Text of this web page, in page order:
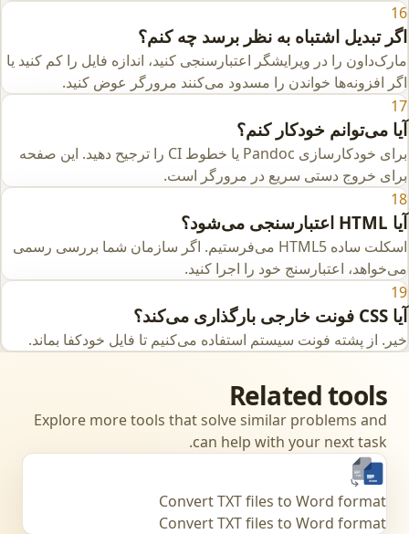
16
اگر تبدیل اشتباه به نظر برسد چه کنم؟
مارک‌داون را در ویرایشگر اعتبارسنجی کنید، اندازه فایل را کم کنید یا
اگر افزونه‌ها خواندن را مسدود می‌کنند مرورگر عوض کنید.
17
آیا می‌توانم خودکار کنم؟
برای خودکارسازی Pandoc یا خطوط CI را ترجیح دهید. این صفحه
برای خروج دستی سریع در مرورگر است.
18
آیا HTML اعتبارسنجی می‌شود؟
اسکلت ساده HTML5 می‌فرستیم. اگر سازمان شما بررسی رسمی
می‌خواهد، اعتبارسنج خود را اجرا کنید.
19
آیا CSS فونت خارجی بارگذاری می‌کند؟
خیر. از پشته فونت سیستم استفاده می‌کنیم تا فایل خودکفا بماند.
Related tools
Explore more tools that solve similar problems and
can help with your next task.
Convert TXT files to Word format
Convert TXT files to Word format